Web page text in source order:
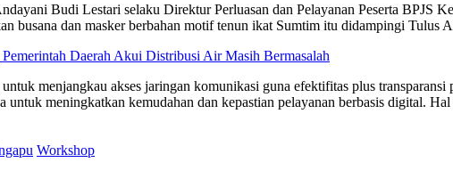
Budi Lestari selaku Direktur Perluasan dan Pelayanan Peserta BPJS
busana dan masker berbahan motif tenun ikat Sumtim itu didampingi
Daerah Akui Distribusi Air Masih Bermasalah
menjangkau akses jaringan komunikasi guna efektifitas plus
untuk meningkatkan kemudahan dan kepastian pelayanan berbasis digital.
Workshop